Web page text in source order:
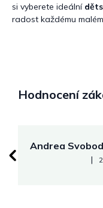
si vyberete ideální
radost každému
Hodnocení
Andrea
Hodnocení |